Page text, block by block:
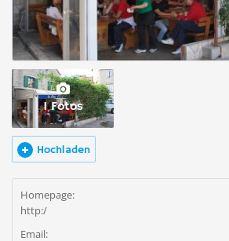
1 Fotos
Hochladen
Homepage:
http:/
Email: